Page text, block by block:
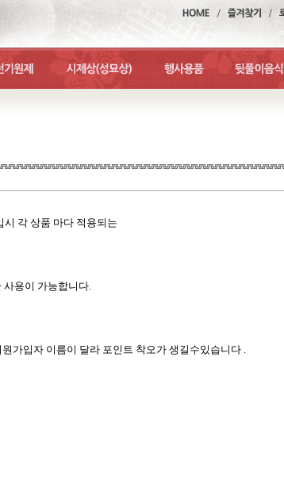
맨위로
각 상품 마다 적용되는
사용이 가능합니다.
가입자 이름이 달라 포인트 착오가 생길수있습니다 .